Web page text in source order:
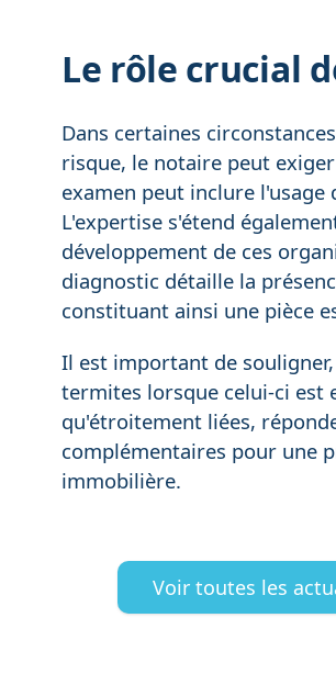
Le rôle crucial
Dans certaines
risque, le notaire peut
examen peut inclure
L'expertise s'étend
développement de ces
diagnostic détaille la
constituant ainsi une pièce
Il est important de
termites lorsque celui-ci est
qu'étroitement liées,
complémentaires pour une
immobilière.
Voir toutes les